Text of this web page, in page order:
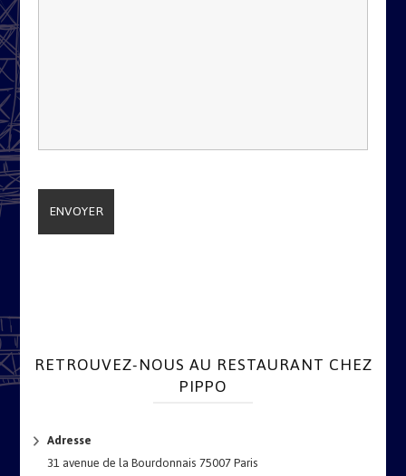
RETROUVEZ-NOUS AU RESTAURANT CHEZ
PIPPO
Adresse
31 avenue de la Bourdonnais 75007 Paris